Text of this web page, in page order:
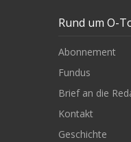
Rund um O-
Abonnement
Fundus
Brief an die
Kontakt
Geschichte